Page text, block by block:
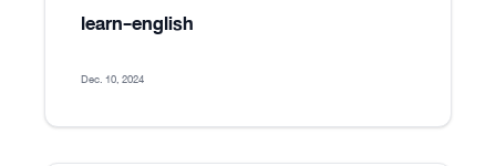
learn-english
Dec. 10, 2024